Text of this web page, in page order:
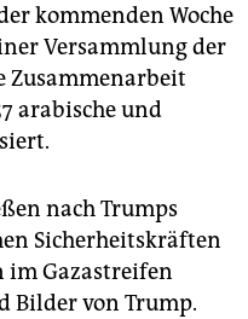
kommenden Woche
Versammlung der
Zusammenarbeit
arabische und
nach Trumps
Sicherheitskräften
im Gazastreifen
Bilder von Trump.